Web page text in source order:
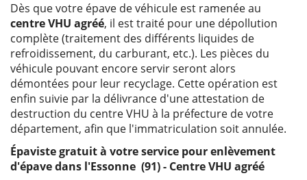
Dès que votre épave de véhicule est ramenée au
centre VHU agréé, il est traité pour une dépollution
complète (traitement des différents liquides de
refroidissement, du carburant, etc.). Les pièces du
véhicule pouvant encore servir seront alors
démontées pour leur recyclage. Cette opération est
enfin suivie par la délivrance d'une attestation de
destruction du centre VHU à la préfecture de votre
département, afin que l'immatriculation soit annulée.
Épaviste gratuit à votre service pour enlèvement
d'épave dans l'Essonne (91) - Centre VHU agréé